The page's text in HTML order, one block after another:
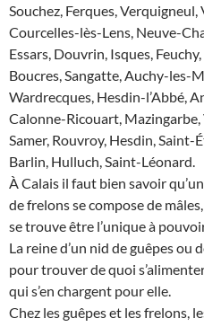
Souchez, Ferques,
Courcelles-lès-Lens, Neuve-
Essars, Douvrin, Isques,
Boucres, Sangatte, Auchy-les-
Wardrecques, Hesdin-l’Abbé,
Calonne-Ricouart,
Samer, Rouvroy, Hesdin,
Barlin, Hulluch, Saint-Léonard.
À Calais il faut bien savoir
de frelons se compose de
se trouve être l’unique à
La reine d’un nid de guêpes ou
pour trouver de quoi
qui s’en chargent pour elle.
Chez les guêpes et les frelons,